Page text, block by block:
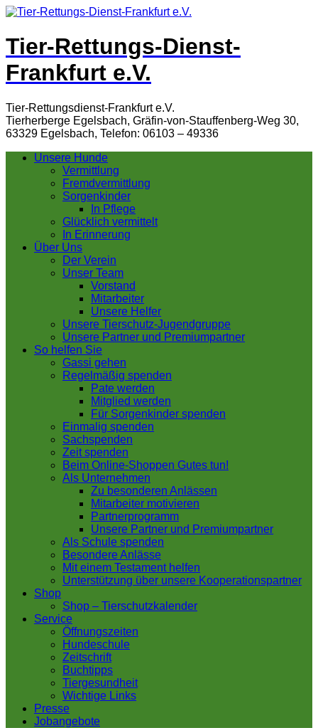
Tier-Rettungs-Dienst-
Frankfurt e.V.
Tier-Rettungsdienst-Frankfurt e.V.
Tierherberge Egelsbach, Gräfin-von-Stauffenberg-Weg 30,
63329 Egelsbach, Telefon: 06103 – 49336
Unsere Hunde
Vermittlung
Fremdvermittlung
Sorgenkinder
In Pflege
Glücklich vermittelt
In Erinnerung
Über Uns
Der Verein
Unser Team
Vorstand
Mitarbeiter
Unsere Helfer
Unsere Tierschutz-Jugendgruppe
Unsere Partner und Premiumpartner
So helfen Sie
Gassi gehen
Regelmäßig spenden
Pate werden
Mitglied werden
Für Sorgenkinder spenden
Einmalig spenden
Sachspenden
Zeit spenden
Beim Online-Shoppen Gutes tun!
Als Unternehmen
Zu besonderen Anlässen
Mitarbeiter motivieren
Partnerprogramm
Unsere Partner und Premiumpartner
Als Schule spenden
Besondere Anlässe
Mit einem Testament helfen
Unterstützung über unsere Kooperationspartner
Shop
Shop – Tierschutzkalender
Service
Öffnungszeiten
Hundeschule
Zeitschrift
Buchtipps
Tiergesundheit
Wichtige Links
Presse
Jobangebote